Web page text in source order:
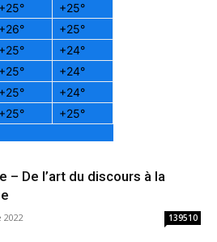
+25° +25°
+26° +25°
+25° +24°
+25° +24°
+25° +24°
+25° +25°
– De l’art du discours à la
2022 139510